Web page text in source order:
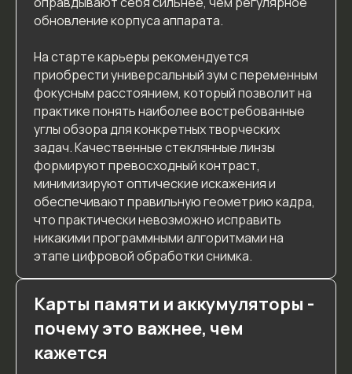
обновление корпуса аппарата.
На старте карьеры рекомендуется
приобрести универсальный зум с переменным
фокусным расстоянием, который позволит на
практике понять наиболее востребованные
углы обзора для конкретных творческих
задач. Качественные стеклянные линзы
формируют превосходный контраст,
минимизируют оптические искажения и
обеспечивают правильную геометрию кадра,
что практически невозможно исправить
никакими программными алгоритмами на
этапе цифровой обработки снимка.
Карты памяти и аккумуляторы -
почему это важнее, чем
кажется